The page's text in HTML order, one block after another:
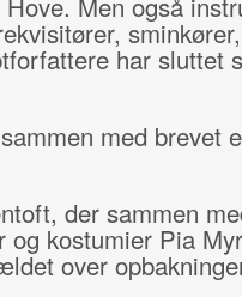
har sluttet
med brevet
der sammen
og kostumier Pia
over